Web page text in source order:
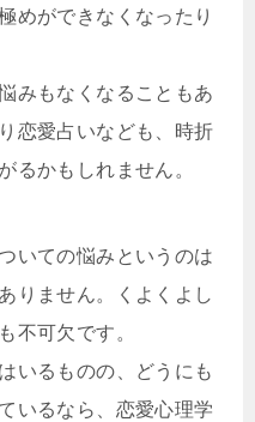
めができなくなったり
みもなくなることもあ
恋愛占いなども、時折
るかもしれません。
いての悩みというのは
りません。くよくよし
不可欠です。
いるものの、どうにも
いるなら、恋愛心理学